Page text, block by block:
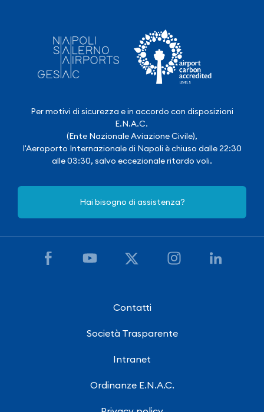
Per motivi di sicurezza e in accordo con disposizioni
E.N.A.C.
(Ente Nazionale Aviazione Civile),
l'Aeroporto Internazionale di Napoli è chiuso dalle 22:30
alle 03:30, salvo eccezionale ritardo voli.
Hai bisogno di assistenza?
Contatti
Società Trasparente
Intranet
Ordinanze E.N.A.C.